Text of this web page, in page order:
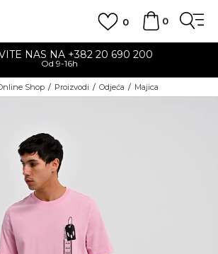
0
0
NAS NA +382 20 690 200
Od 9-16h
Shop Proizvodi Odjeća Majica